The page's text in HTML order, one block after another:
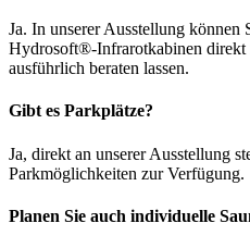
Ja. In unserer Ausstellung können
Hydrosoft®-Infrarotkabinen direkt
ausführlich beraten lassen.
Gibt es Parkplätze?
Ja, direkt an unserer Ausstellung
Parkmöglichkeiten zur Verfügung.
Planen Sie auch individuelle